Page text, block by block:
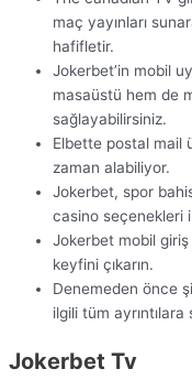
maç yayınları
hafifletir.
Jokerbet’in mobil
masaüstü hem de
sağlayabilirsiniz.
Elbette postal mail
zaman alabiliyor.
Jokerbet, spor
casino seçenekleri
Jokerbet mobil
keyfini çıkarın.
Denemeden önce
ilgili tüm
Jokerbet Tv